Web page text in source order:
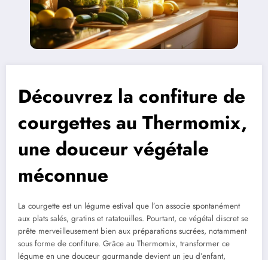
Découvrez la confiture de
courgettes au Thermomix,
une douceur végétale
méconnue
La courgette est un légume estival que l’on associe spontanément
aux plats salés, gratins et ratatouilles. Pourtant, ce végétal discret se
prête merveilleusement bien aux préparations sucrées, notamment
sous forme de confiture. Grâce au Thermomix, transformer ce
légume en une douceur gourmande devient un jeu d’enfant,